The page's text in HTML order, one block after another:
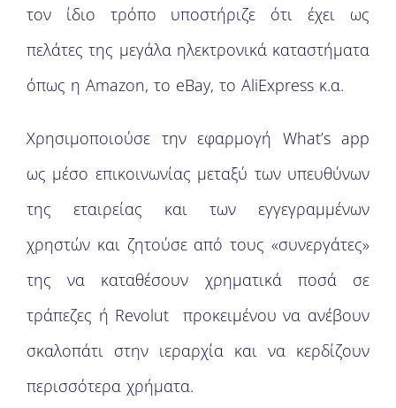
τον ίδιο τρόπο υποστήριζε ότι έχει ως
πελάτες της μεγάλα ηλεκτρονικά καταστήματα
όπως η Amazon, το eBay, το AliExpress κ.α.
Χρησιμοποιούσε την εφαρμογή What’s app
ως μέσο επικοινωνίας μεταξύ των υπευθύνων
της εταιρείας και των εγγεγραμμένων
χρηστών και ζητούσε από τους «συνεργάτες»
της να καταθέσουν χρηματικά ποσά σε
τράπεζες ή Revolut προκειμένου να ανέβουν
σκαλοπάτι στην ιεραρχία και να κερδίζουν
περισσότερα χρήματα.